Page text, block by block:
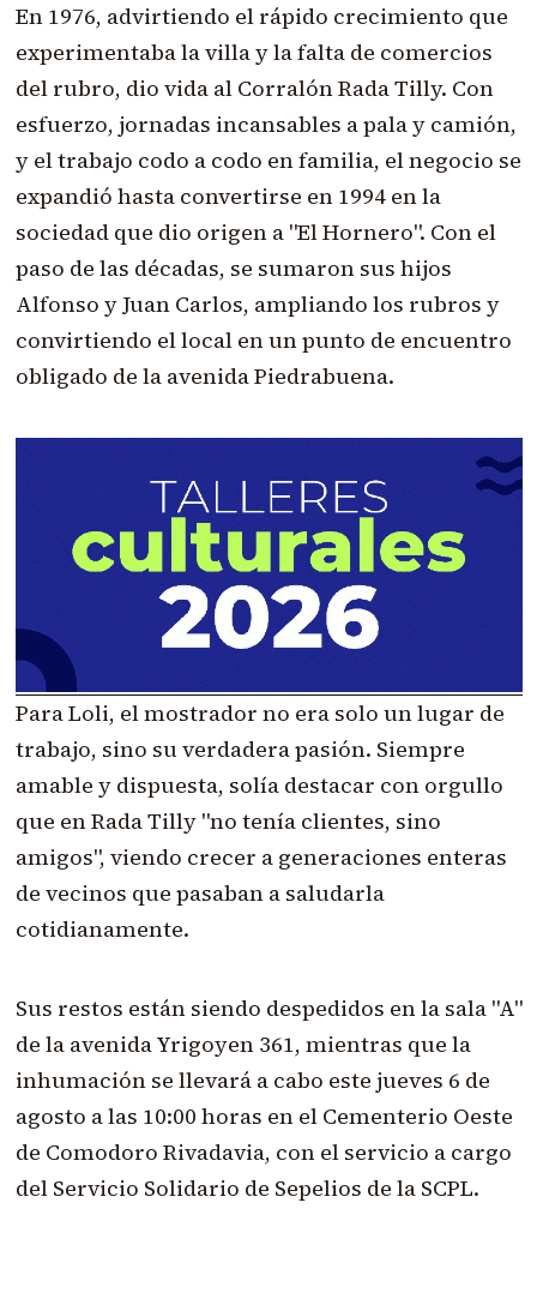
En 1976, advirtiendo el rápido crecimiento que
experimentaba la villa y la falta de comercios
del rubro, dio vida al Corralón Rada Tilly. Con
esfuerzo, jornadas incansables a pala y camión,
y el trabajo codo a codo en familia, el negocio se
expandió hasta convertirse en 1994 en la
sociedad que dio origen a "El Hornero". Con el
paso de las décadas, se sumaron sus hijos
Alfonso y Juan Carlos, ampliando los rubros y
convirtiendo el local en un punto de encuentro
obligado de la avenida Piedrabuena.
Para Loli, el mostrador no era solo un lugar de
trabajo, sino su verdadera pasión. Siempre
amable y dispuesta, solía destacar con orgullo
que en Rada Tilly "no tenía clientes, sino
amigos", viendo crecer a generaciones enteras
de vecinos que pasaban a saludarla
cotidianamente.
Sus restos están siendo despedidos en la sala "A"
de la avenida Yrigoyen 361, mientras que la
inhumación se llevará a cabo este jueves 6 de
agosto a las 10:00 horas en el Cementerio Oeste
de Comodoro Rivadavia, con el servicio a cargo
del Servicio Solidario de Sepelios de la SCPL.